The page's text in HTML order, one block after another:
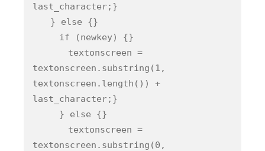
last_character;}
} else {}
if (newkey) {}
textonscreen =
textonscreen.substring(1,
textonscreen.length()) +
last_character;}
} else {}
textonscreen =
textonscreen.substring(0,